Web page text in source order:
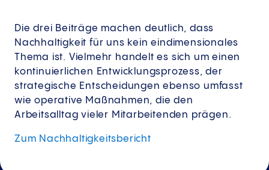
Die drei Beiträge machen deutlich, dass
Nachhaltigkeit für uns kein eindimensionales
Thema ist. Vielmehr handelt es sich um einen
kontinuierlichen Entwicklungsprozess, der
strategische Entscheidungen ebenso umfasst
wie operative Maßnahmen, die den
Arbeitsalltag vieler Mitarbeitenden prägen.
Zum Nachhaltigkeitsbericht